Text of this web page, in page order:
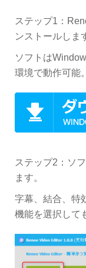
ステップ1：
ンストールしま
ソフトは
環境で動作可能。
ステップ2：ソ
ます。
字幕、結合、特
機能を選択して